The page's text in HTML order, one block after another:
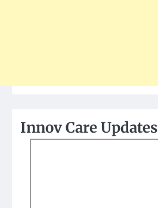
Innov Care Updates